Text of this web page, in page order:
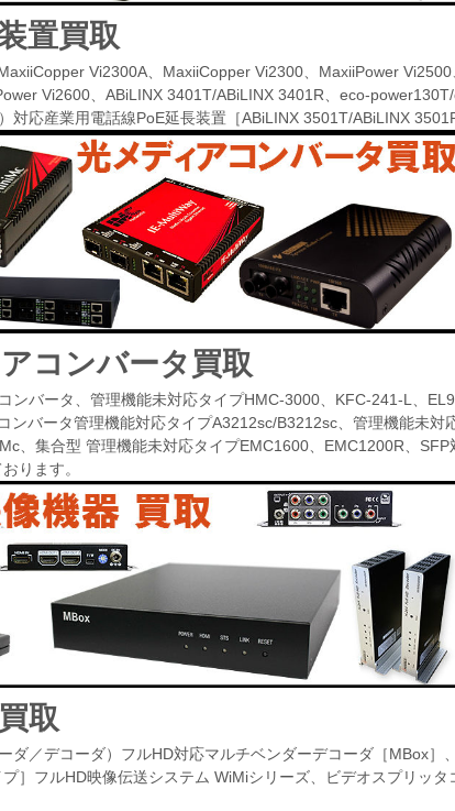
置買取
Vi2300A、MaxiiCopper Vi2300、MaxiiPower
Vi2600、ABiLINX 3401T/ABiLINX 3401R、eco-
対応産業用電話線PoE延長装置［ABiLINX 3501T/ABiLINX
コンバータ買取
ンバータ、管理機能未対応タイプHMC-3000、KFC-241-L、
ンバータ管理機能対応タイプA3212sc/B3212sc、管理機能未
、集合型 管理機能未対応タイプEMC1600、EMC1200R、
ります。
取
ダ／デコーダ）フルHD対応マルチベンダーデコーダ［MBox］
］フルHD映像伝送システム WiMiシリーズ、ビデオスプリッ